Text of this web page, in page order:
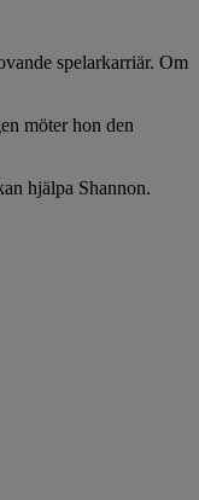
spelarkarriär. Om
möter hon den
hjälpa Shannon.